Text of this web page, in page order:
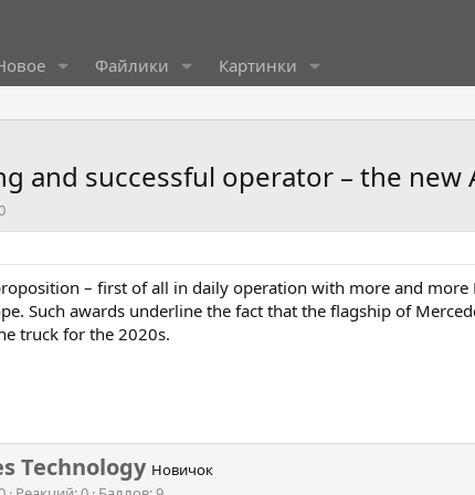
Файлики Картинки
and successful operator – the
– first of all in daily operation with more and
Such awards underline the fact that the flagship of
truck for the 2020s.
Technology Новичок